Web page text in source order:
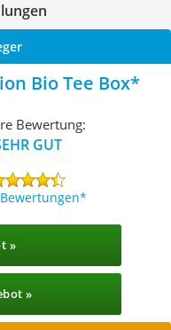
Bio Tee Box
Bewertung:
GUT
»
»